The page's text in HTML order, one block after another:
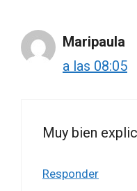
Maripaula
a las 08:05
Muy bien
Responder